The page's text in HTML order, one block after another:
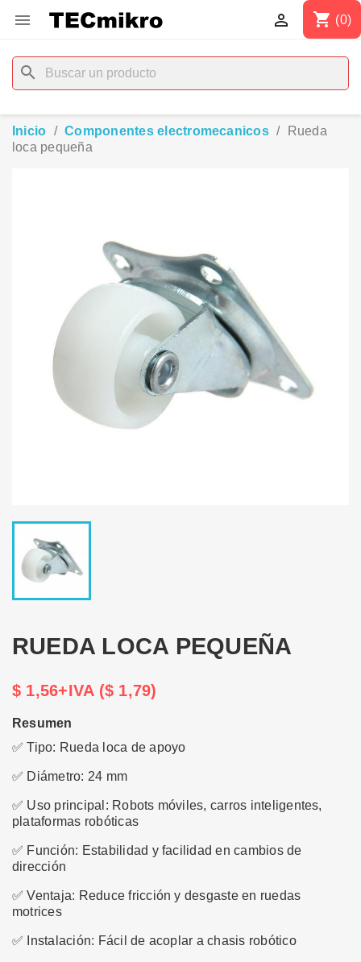
 shopping_cart (0)

search
Inicio Componentes electromecanicos
Rueda
loca pequeña
RUEDA LOCA PEQUEÑA
$ 1,56+IVA ($ 1,79)
Resumen
✅ Tipo: Rueda loca de apoyo
✅ Diámetro: 24 mm
✅ Uso principal: Robots móviles, carros inteligentes,
plataformas robóticas
✅ Función: Estabilidad y facilidad en cambios de
dirección
✅ Ventaja: Reduce fricción y desgaste en ruedas
motrices
✅ Instalación: Fácil de acoplar a chasis robótico